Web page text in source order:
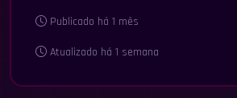
Publicado há 1 mês
Atualizado há 1 semana